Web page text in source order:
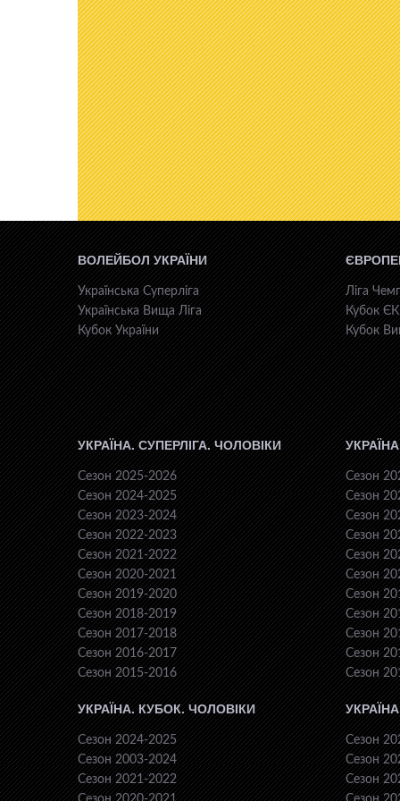
ВОЛЕЙБОЛ УКРАЇНИ
Українська Суперліга
Українська Вища Ліга
Кубок України
Ліга
Кубок
Кубок
УКРАЇНА. СУПЕРЛІГА. ЧОЛОВІКИ
Сезон 2025-2026
Сезон 2024-2025
Сезон 2023-2024
Сезон 2022-2023
Сезон 2021-2022
Сезон 2020-2021
Сезон 2019-2020
Сезон 2018-2019
Сезон 2017-2018
Сезон 2016-2017
Сезон 2015-2016
Сезон
Сезон
Сезон
Сезон
Сезон
Сезон
Сезон
Сезон
Сезон
Сезон
Сезон
УКРАЇНА. КУБОК. ЧОЛОВІКИ
Сезон 2024-2025
Сезон 2003-2024
Сезон 2021-2022
Сезон
Сезон
Сезон